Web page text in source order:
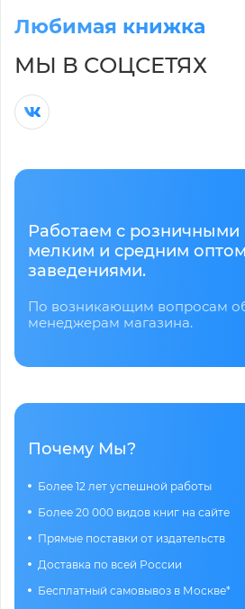
Любимая книжка
МЫ В СОЦСЕТЯХ
Работаем с розничными
мелким и средним
заведениями.
По возникающим вопросам
менеджерам магазина.
Почему Мы?
Более 12 лет успешной работы
Более 20 000 видов книг на сайте
Прямые поставки от издательств
Доставка по всей России
Бесплатный самовывоз в Москве*